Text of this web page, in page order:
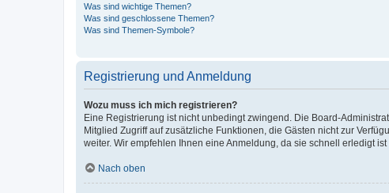
Was sind wichtige Themen?
Was sind geschlossene Themen?
Was sind Themen-Symbole?
Registrierung und Anmeldung
Wozu muss ich mich registrieren?
Eine Registrierung ist nicht unbedingt zwingend. Die Board-
Mitglied Zugriff auf zusätzliche Funktionen, die Gästen nicht zur
weiter. Wir empfehlen Ihnen eine Anmeldung, da sie schnell erledigt
Nach oben